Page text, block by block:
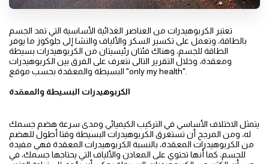
تعتبر الكربوهيدرات من العناصر الغذائية الأساسية التي تمد الجسم
بالطاقة، وتعمل على تكسير السكر والألياف والنشا إلى جلوكوز ما يوفر
الطاقة للجسم، وهناك فئتان رئيسيتان من الكربوهيدرات بسيطة
ومعقدة، وخلال التقرير التالى نتعرف على الفرق بين الكربوهيدرات
البسيطة والمعقدة بحسب موقع "only my health".
الكربوهيدرات البسيطة والمعقدة
يتمثل الاختلاف الأساسي في التركيب الكيميائي ومدى سرعة هضم جسمك
له، ومن المرجح أن تستغرق الكربوهيدرات البسيطة وقتا أطول للهضم
من الكربوهيدرات المعقدة، بالنسبة الكربوهيدرات المعقدة فهي مفيدة
للجسم، كما أنها تحتوي على المعادن والألياف التي يحتاجها جسمك، في